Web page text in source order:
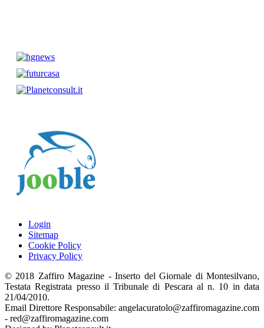
Login
Sitemap
Cookie Policy
Privacy Policy
© 2018 Zaffiro Magazine - Inserto del Giornale di Montesilvano,
Testata Registrata presso il Tribunale di Pescara al n. 10 in data
21/04/2010.
Email Direttore Responsabile: angelacuratolo@zaffiromagazine.com
- red@zaffiromagazine.com